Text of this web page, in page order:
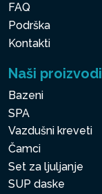
FAQ
Podrška
Kontakti
Naši proizvodi
Bazeni
SPA
Vazdušni kreveti
Čamci
Set za ljuljanje
SUP daske